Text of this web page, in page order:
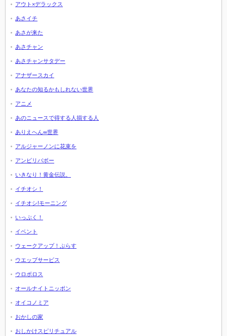
アウト×デラックス
あさイチ
あさが来た
あさチャン
あさチャンサタデー
アナザースカイ
あなたの知るかもしれない世界
アニメ
あのニュースで得する人損する人
ありえへん∞世界
アルジャーノンに花束を
アンビリバボー
いきなり！黄金伝説。
イチオシ！
イチオシ!モーニング
いっぷく！
イベント
ウェークアップ！ぷらす
ウエッブサービス
ウロボロス
オールナイトニッポン
オイコノミア
おかしの家
おしかけスピリチュアル